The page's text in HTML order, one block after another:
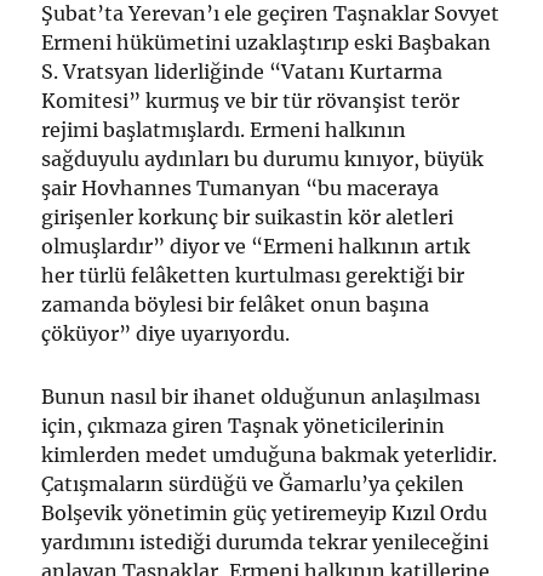
Şubat’ta Yerevan’ı ele geçiren Taşnaklar Sovyet
Ermeni hükümetini uzaklaştırıp eski Başbakan
S. Vratsyan liderliğinde “Vatanı Kurtarma
Komitesi” kurmuş ve bir tür rövanşist terör
rejimi başlatmışlardı. Ermeni halkının
sağduyulu aydınları bu durumu kınıyor, büyük
şair Hovhannes Tumanyan “bu maceraya
girişenler korkunç bir suikastin kör aletleri
olmuşlardır” diyor ve “Ermeni halkının artık
her türlü felâketten kurtulması gerektiği bir
zamanda böylesi bir felâket onun başına
çöküyor” diye uyarıyordu.
Bunun nasıl bir ihanet olduğunun anlaşılması
için, çıkmaza giren Taşnak yöneticilerinin
kimlerden medet umduğuna bakmak yeterlidir.
Çatışmaların sürdüğü ve Ğamarlu’ya çekilen
Bolşevik yönetimin güç yetiremeyip Kızıl Ordu
yardımını istediği durumda tekrar yenileceğini